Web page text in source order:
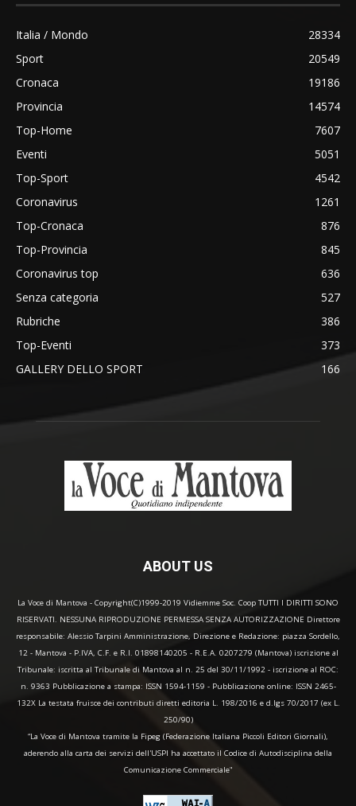
Italia / Mondo
28334
Sport
20549
Cronaca
19186
Provincia
14574
Top-Home
7607
Eventi
5051
Top-Sport
4542
Coronavirus
1261
Top-Cronaca
876
Top-Provincia
845
Coronavirus top
636
Senza categoria
527
Rubriche
386
Top-Eventi
373
GALLERY DELLO SPORT
166
ABOUT US
La Voce di Mantova - Copyright(C)1999-2019 Vidiemme Soc. Coop TUTTI I DIRITTI SONO
RISERVATI. NESSUNA RIPRODUZIONE PERMESSA SENZA AUTORIZZAZIONE Direttore
responsabile: Alessio Tarpini Amministrazione, Direzione e Redazione: piazza Sordello,
12 - Mantova - P.IVA, C.F. e R.I. 01898140205 - R.E.A. 0207279 (Mantova) iscrizione al
Tribunale: iscritta al Tribunale di Mantova al n. 25 del 30/11/1992 - iscrizione al ROC:
n. 9363 Pubblicazione a stampa: ISSN 1594-1159 - Pubblicazione online: ISSN 2465-
132X La testata fruisce dei contributi diretti editoria L. 198/2016 e d.lgs 70/2017 (ex L.
250/90)
“La Voce di Mantova tramite la Fipeg (Federazione Italiana Piccoli Editori Giornali),
aderendo alla carta dei servizi dell'USPI ha accettato il Codice di Autodisciplina della
Comunicazione Commerciale"